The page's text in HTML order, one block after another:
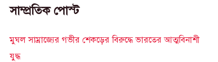
সাম্প্রতিক পোস্ট
মুঘল সাম্রাজ্যের গভীর শেকড়ের বিরুদ্ধে ভারতের আত্মবিনাশী
যুদ্ধ